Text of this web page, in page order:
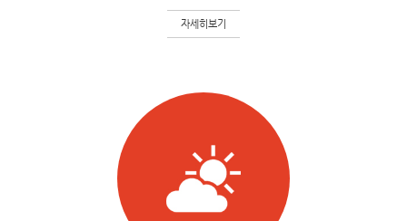
자세히보기